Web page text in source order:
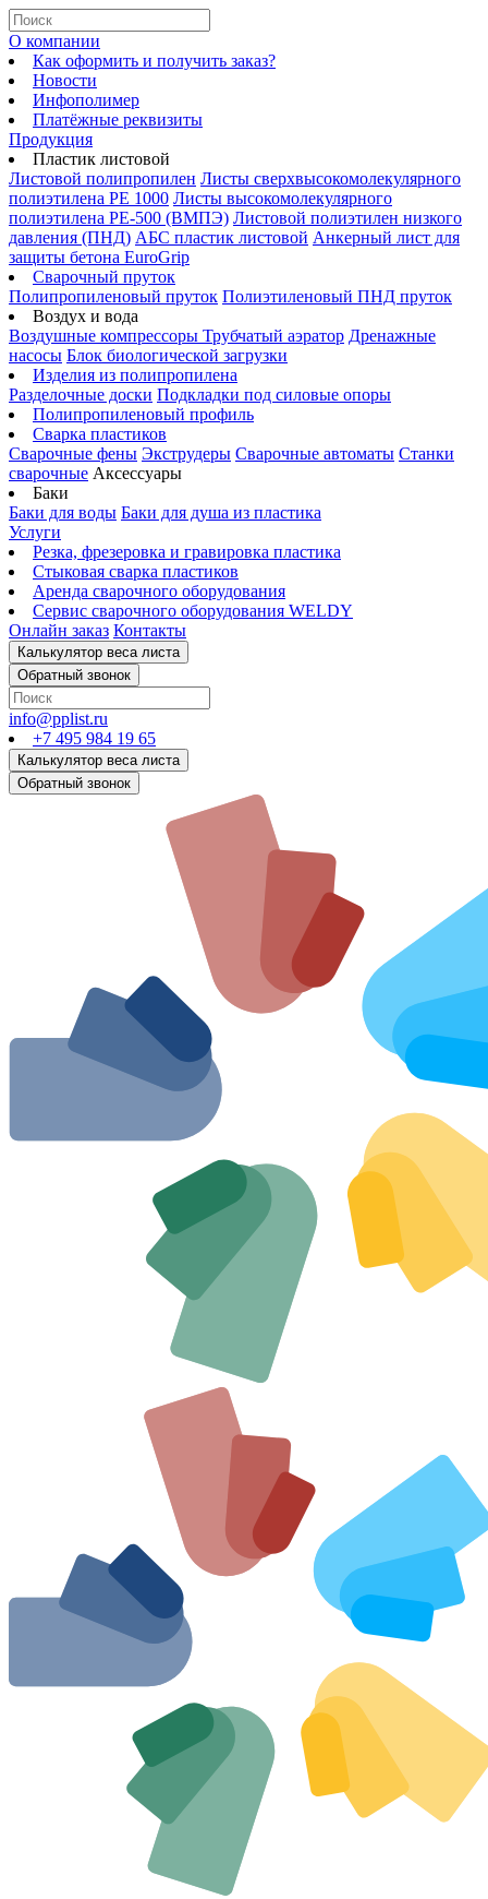
О компании
Как оформить и получить заказ?
Новости
Инфополимер
Платёжные реквизиты
Продукция
Пластик листовой
Листовой полипропилен Листы сверхвысокомолекулярного
полиэтилена PE 1000 Листы высокомолекулярного
полиэтилена РЕ-500 (ВМПЭ) Листовой полиэтилен низкого
давления (ПНД) АБС пластик листовой Анкерный лист для
защиты бетона EuroGrip
Сварочный пруток
Полипропиленовый пруток Полиэтиленовый ПНД пруток
Воздух и вода
Воздушные компрессоры Трубчатый аэратор Дренажные
насосы Блок биологической загрузки
Изделия из полипропилена
Разделочные доски Подкладки под силовые опоры
Полипропиленовый профиль
Сварка пластиков
Сварочные фены Экструдеры Сварочные автоматы Станки
сварочные Аксессуары
Баки
Баки для воды Баки для душа из пластика
Услуги
Резка, фрезеровка и гравировка пластика
Стыковая сварка пластиков
Аренда сварочного оборудования
Сервис сварочного оборудования WELDY
Онлайн заказ Контакты
info@pplist.ru
+7 495 984 19 65